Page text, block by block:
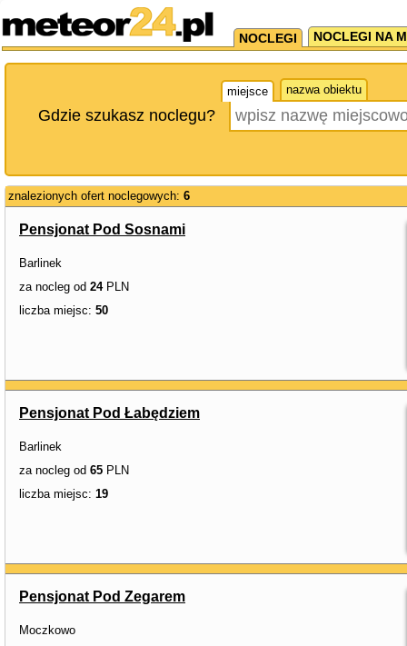
NOCLEGI NOCLEGI NA
miejsce nazwa obiektu
Gdzie szukasz noclegu?
znalezionych ofert noclegowych: 6
Pensjonat Pod Sosnami
Barlinek
za nocleg od 24PLN
liczba miejsc: 50
Pensjonat Pod Łabędziem
Barlinek
za nocleg od 65 PLN
liczba miejsc: 19
Pensjonat Pod Zegarem
Moczkowo